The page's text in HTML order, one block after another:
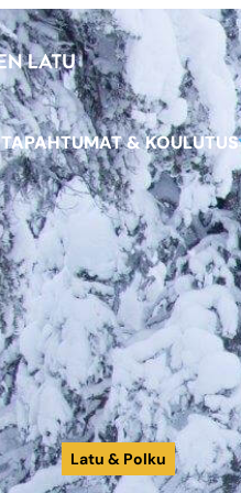
TAPAHTUMAT & KOULUTUS
Latu & Polku